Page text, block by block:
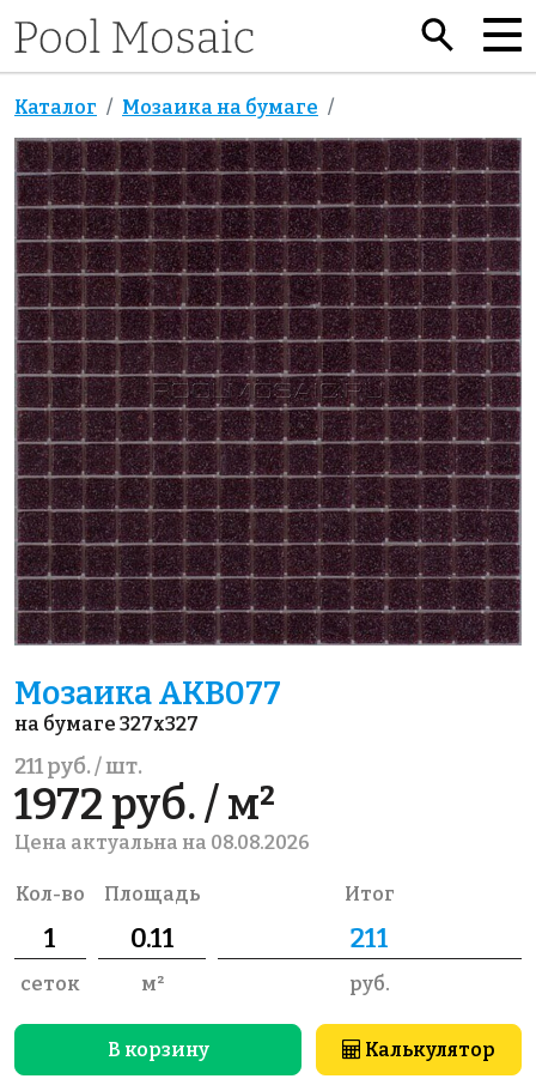
Каталог Мозаика на бумаге
Мозаика AKB077
на бумаге 327x327
211 руб. / шт.
1972 руб. / м²
Цена актуальна на 08.08.2026
Кол-во
сеток
Площадь
м²
Итог
руб.
В корзину Калькулятор